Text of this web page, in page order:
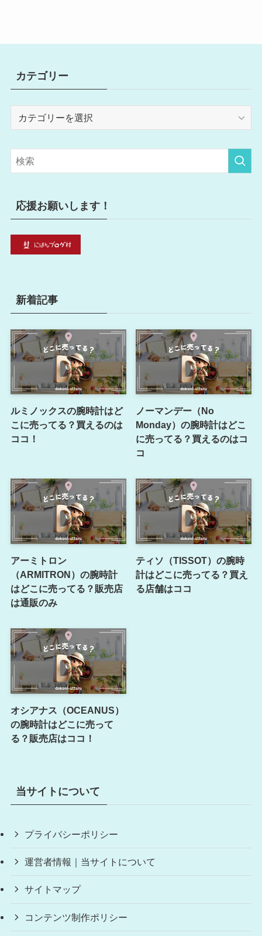
カテゴリー
リ
ー
応援お願いします！
新着記事
ルミノックスの腕時計はど
こに売ってる？買えるのは
ココ！
ノーマンデー（No
Monday）の腕時計はどこ
に売ってる？買えるのはコ
コ
アーミトロン
（ARMITRON）の腕時計
はどこに売ってる？販売店
は通販のみ
ティソ（TISSOT）の腕時
計はどこに売ってる？買え
る店舗はココ
オシアナス（OCEANUS）
の腕時計はどこに売って
る？販売店はココ！
当サイトについて
プライバシーポリシー
運営者情報｜当サイトについて
サイトマップ
コンテンツ制作ポリシー